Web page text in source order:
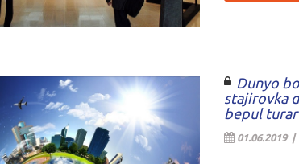
Dunyo
stajirovka
bepul turar
01.06.2019 |